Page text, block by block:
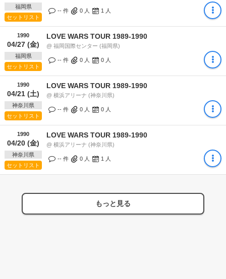
福岡県
セットリスト
-- 件 0 人 1 人
1990
04/27 (金)
福岡県
セットリスト
LOVE WARS TOUR 1989-1990
@ 福岡国際センター (福岡県)
-- 件 0 人 0 人
1990
04/21 (土)
神奈川県
セットリスト
LOVE WARS TOUR 1989-1990
@ 横浜アリーナ (神奈川県)
-- 件 0 人 0 人
1990
04/20 (金)
神奈川県
セットリスト
LOVE WARS TOUR 1989-1990
@ 横浜アリーナ (神奈川県)
-- 件 0 人 1 人
もっと見る